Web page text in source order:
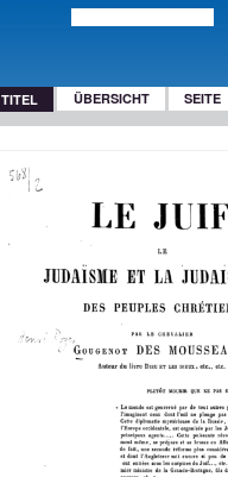
TITEL ÜBERSICHT SEITE